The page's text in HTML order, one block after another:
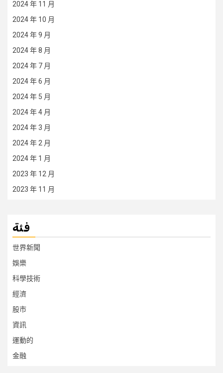
2024 年 11 月
2024 年 10 月
2024 年 9 月
2024 年 8 月
2024 年 7 月
2024 年 6 月
2024 年 5 月
2024 年 4 月
2024 年 3 月
2024 年 2 月
2024 年 1 月
2023 年 12 月
2023 年 11 月
فئة
世界新聞
娛樂
科學技術
經濟
股市
資訊
運動的
金融